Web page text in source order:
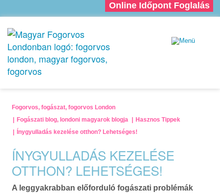
Online Időpont Foglalás
Fogorvos, fogászat, fogorvos London
Fogászati blog, londoni magyarok blogja
Hasznos Tippek
Ínygyulladás kezelése otthon? Lehetséges!
ÍNYGYULLADÁS KEZELÉSE
OTTHON? LEHETSÉGES!
A leggyakrabban előforduló fogászati problémák